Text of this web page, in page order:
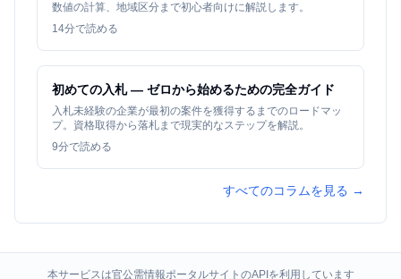
数値の計算、地域区分まで初心者向けに解説します。
14分で読める
初めての入札 — ゼロから始めるための完全ガイド
入札未経験の企業が最初の案件を獲得するまでのロードマッ
プ。資格取得から落札まで現実的なステップを解説。
9分で読める
すべてのコラムを見る →
本サービスは官公需情報ポータルサイト のAPIを利用しています